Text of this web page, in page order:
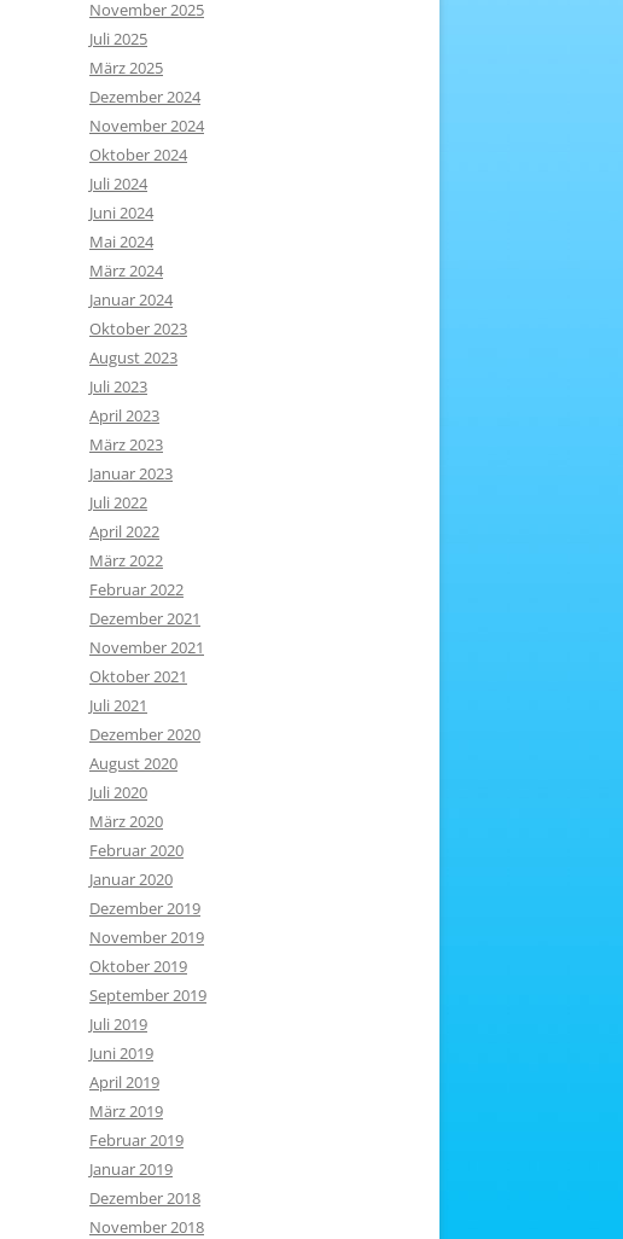
November 2025
Juli 2025
März 2025
Dezember 2024
November 2024
Oktober 2024
Juli 2024
Juni 2024
Mai 2024
März 2024
Januar 2024
Oktober 2023
August 2023
Juli 2023
April 2023
März 2023
Januar 2023
Juli 2022
April 2022
März 2022
Februar 2022
Dezember 2021
November 2021
Oktober 2021
Juli 2021
Dezember 2020
August 2020
Juli 2020
März 2020
Februar 2020
Januar 2020
Dezember 2019
November 2019
Oktober 2019
September 2019
Juli 2019
Juni 2019
April 2019
März 2019
Februar 2019
Januar 2019
Dezember 2018
November 2018